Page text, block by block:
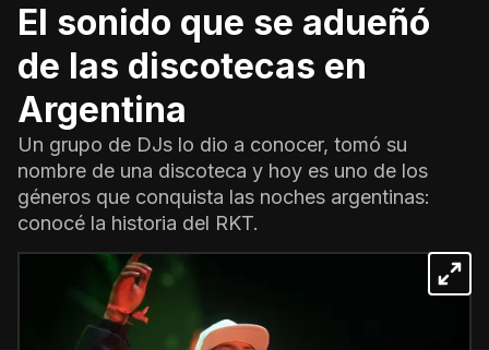
El sonido que se adueñó
de las discotecas en
Argentina
Un grupo de DJs lo dio a conocer, tomó su
nombre de una discoteca y hoy es uno de los
géneros que conquista las noches argentinas:
conocé la historia del RKT.